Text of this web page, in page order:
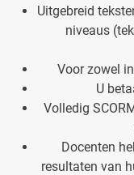
Uitgebreid
niveaus
Voor zowel
U
Volledig
Docenten
resultaten van